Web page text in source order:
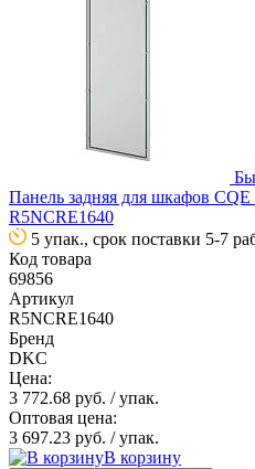
Панель задняя для шкафов
R5NCRE1640
5 упак., срок поставки 5-7
Код товара
69856
Артикул
R5NCRE1640
Бренд
DKC
Цена:
3 772.68 руб. / упак.
Оптовая цена:
3 697.23 руб. / упак.
В корзину